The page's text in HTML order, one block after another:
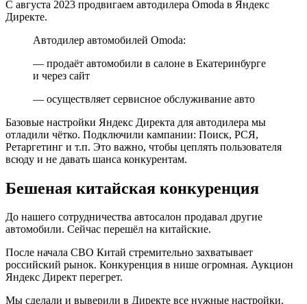
С августа 2023 продвигаем автодилера Omoda в Яндекс
Директе.
Автодилер автомобилей Omoda:
— продаёт автомобили в салоне в Екатеринбурге
и через сайт
— осуществляет сервисное обслуживание авто
Базовые настройки Яндекс Директа для автодилера мы
отладили чётко. Подключили кампании: Поиск, РСЯ,
Ретаргетинг и т.п. Это важно, чтобы цеплять пользователя
всюду и не давать шанса конкурентам.
Бешеная китайская конкуренция
До нашего сотрудничества автосалон продавал другие
автомобили. Сейчас перешёл на китайские.
После начала СВО Китай стремительно захватывает
российский рынок. Конкуренция в нише огромная. Аукцион
Яндекс Директ перегрет.
Мы сделали и выверили в Директе все нужные настройки.